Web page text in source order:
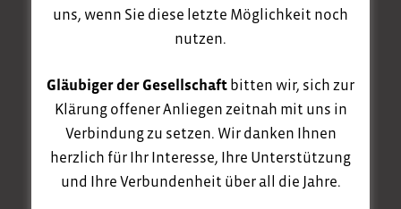
uns, wenn Sie diese letzte Möglichkeit noch
nutzen.
Gläubiger der Gesellschaft bitten wir, sich zur
Klärung offener Anliegen zeitnah mit uns in
Verbindung zu setzen. Wir danken Ihnen
herzlich für Ihr Interesse, Ihre Unterstützung
und Ihre Verbundenheit über all die Jahre.